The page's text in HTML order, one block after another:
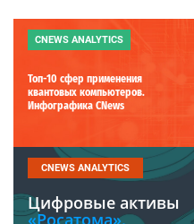
CNEWS ANALYTICS
Топ-10 сфер применения
квантовых компьютеров.
Инфографика CNews
CNEWS ANALYTICS
Цифровые активы